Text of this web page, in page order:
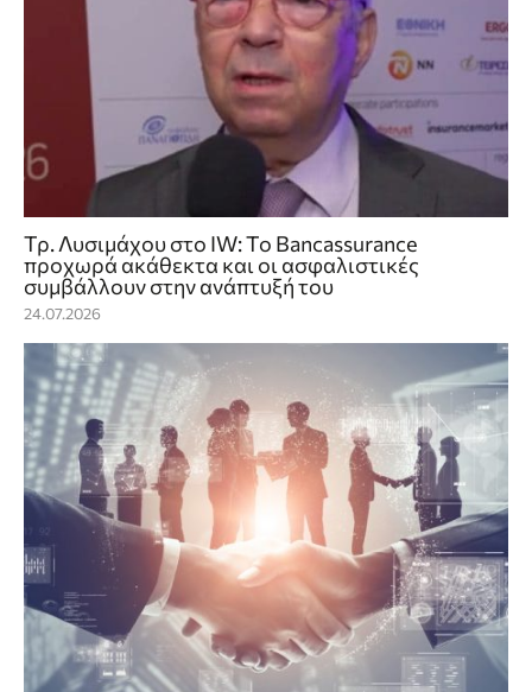
Τρ. Λυσιμάχου στο IW: To Bancassurance
προχωρά ακάθεκτα και οι ασφαλιστικές
συμβάλλουν στην ανάπτυξή του
24.07.2026